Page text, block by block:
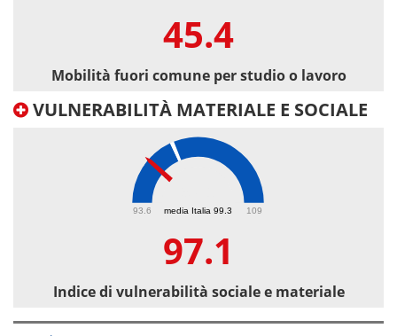
45.4
Mobilità fuori comune per studio o lavoro
VULNERABILITÀ MATERIALE E SOCIALE
media Italia 99.3
93.6 109
97.1
Indice di vulnerabilità sociale e materiale